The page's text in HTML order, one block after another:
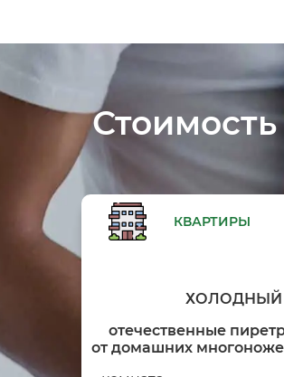
КВАРТИРЫ
ХОЛОДНЫЙ
отечественные
от домашних